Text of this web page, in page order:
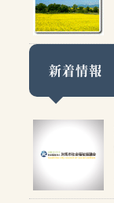
新着情報